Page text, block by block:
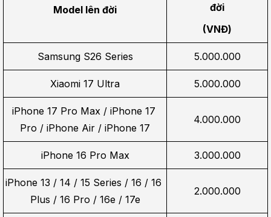
Model lên đời
đời
(VNĐ)
Samsung S26 Series 5.000.000
Xiaomi 17 Ultra 5.000.000
iPhone 17 Pro Max / iPhone 17
Pro / iPhone Air / iPhone 17
4.000.000
iPhone 16 Pro Max 3.000.000
iPhone 13 / 14 / 15 Series / 16 / 16
Plus / 16 Pro / 16e / 17e
2.000.000